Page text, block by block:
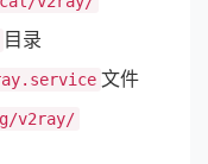
目录
文件
v2ray/